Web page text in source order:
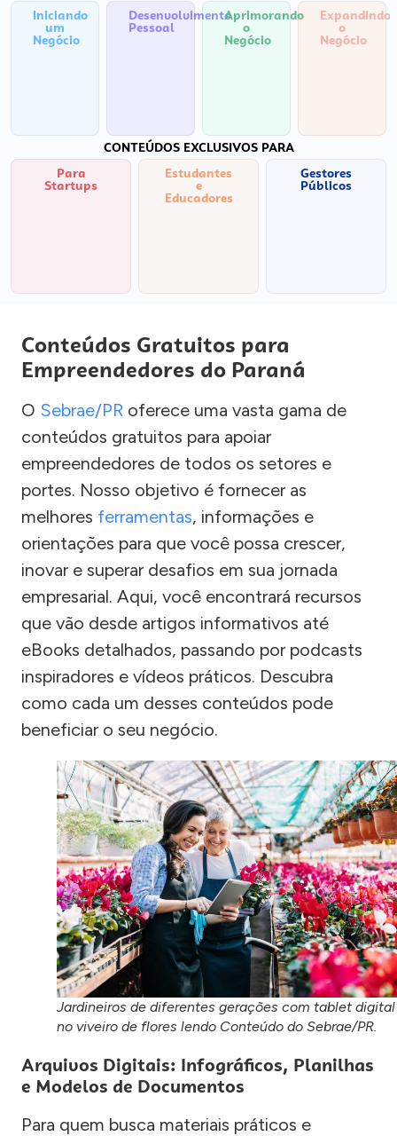
Iniciando
um
Negócio
Desenvolvimento
Pessoal
Aprimorando
o
Negócio
Expandindo
o
Negócio
CONTEÚDOS EXCLUSIVOS PARA
Para
Startups
Estudantes
e
Educadores
Gestores
Públicos
Conteúdos Gratuitos para
Empreendedores do Paraná
O Sebrae/PR oferece uma vasta gama de
conteúdos gratuitos para apoiar
empreendedores de todos os setores e
portes. Nosso objetivo é fornecer as
melhores ferramentas, informações e
orientações para que você possa crescer,
inovar e superar desafios em sua jornada
empresarial. Aqui, você encontrará recursos
que vão desde artigos informativos até
eBooks detalhados, passando por podcasts
inspiradores e vídeos práticos. Descubra
como cada um desses conteúdos pode
beneficiar o seu negócio.
Jardineiros de diferentes gerações com tablet digital
no viveiro de flores lendo Conteúdo do Sebrae/PR.
Arquivos Digitais: Infográficos, Planilhas
e Modelos de Documentos
Para quem busca materiais práticos e